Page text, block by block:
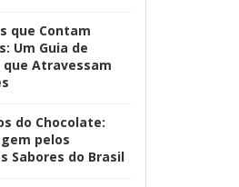
que Contam
Um Guia de
que Atravessam
do Chocolate:
pelos
Sabores do Brasil